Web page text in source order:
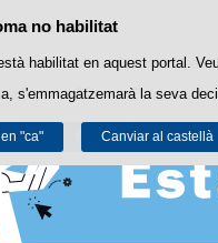
de cookies
i cookies de tercers per
a l'apartat "Cookies" del nostre
Rebutjar
no habilitat
habilitat en aquest portal.
s'emmagatzemarà la seva
"ca" Canviar al castellà
Passar al contingut